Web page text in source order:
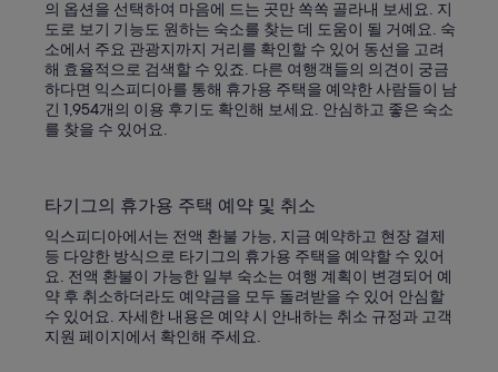
의 옵션을 선택하여 마음에 드는 곳만 쏙쏙 골라내 보세요. 지
도로 보기 기능도 원하는 숙소를 찾는 데 도움이 될 거예요. 숙
소에서 주요 관광지까지 거리를 확인할 수 있어 동선을 고려
해 효율적으로 검색할 수 있죠. 다른 여행객들의 의견이 궁금
하다면 익스피디아를 통해 휴가용 주택을 예약한 사람들이 남
긴 1,954개의 이용 후기도 확인해 보세요. 안심하고 좋은 숙소
를 찾을 수 있어요.
타기그의 휴가용 주택 예약 및 취소
익스피디아에서는 전액 환불 가능, 지금 예약하고 현장 결제
등 다양한 방식으로 타기그의 휴가용 주택을 예약할 수 있어
요. 전액 환불이 가능한 일부 숙소는 여행 계획이 변경되어 예
약 후 취소하더라도 예약금을 모두 돌려받을 수 있어 안심할
수 있어요. 자세한 내용은 예약 시 안내하는 취소 규정과 고객
지원 페이지에서 확인해 주세요.